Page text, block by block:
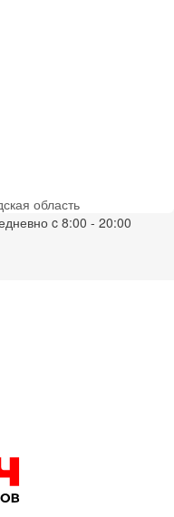
область
c 8:00 - 20:00